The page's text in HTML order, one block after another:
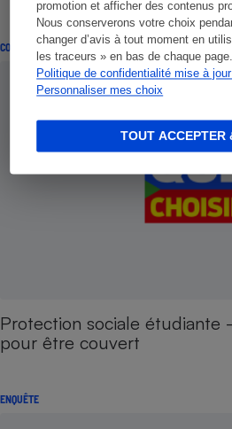
promotion et afficher des contenus
Nous conserverons votre choix
changer d’avis à tout moment en
les traceurs » en bas de chaque page.
Politique de confidentialité mise à
Personnaliser mes choix
TOUT ACCEPTER
CONSEILS
Protection sociale étudiante
pour être couvert
ENQUÊTE